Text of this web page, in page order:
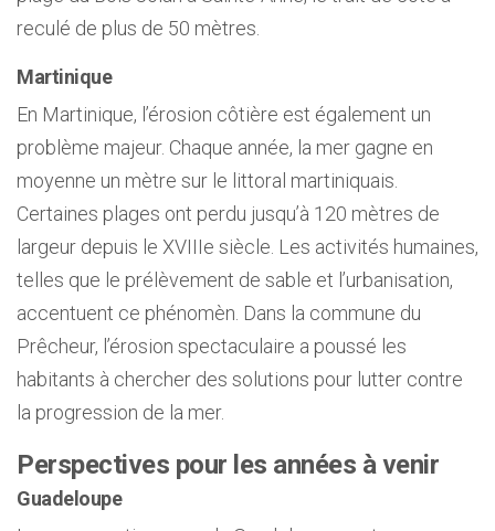
reculé de plus de 50 mètres.
Martinique
En Martinique, l’érosion côtière est également un
problème majeur. Chaque année, la mer gagne en
moyenne un mètre sur le littoral martiniquais.
Certaines plages ont perdu jusqu’à 120 mètres de
largeur depuis le XVIIIe siècle. Les activités humaines,
telles que le prélèvement de sable et l’urbanisation,
accentuent ce phénomèn. Dans la commune du
Prêcheur, l’érosion spectaculaire a poussé les
habitants à chercher des solutions pour lutter contre
la progression de la mer.
Perspectives pour les années à venir
Guadeloupe